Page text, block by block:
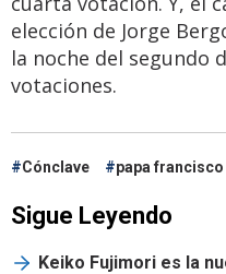
elección de Jorge
la noche del segundo
votaciones.
Cónclave papa francisco
Sigue Leyendo
Keiko Fujimori es la